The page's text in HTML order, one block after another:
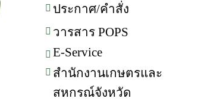
ประกาศ/คำสั่ง
วารสาร POPS
E-Service
สำนักงานเกษตรและ
สหกรณ์จังหวัด